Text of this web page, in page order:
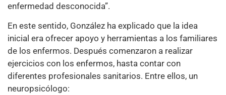
enfermedad desconocida”.
En este sentido, González ha explicado que la idea
inicial era ofrecer apoyo y herramientas a los familiares
de los enfermos. Después comenzaron a realizar
ejercicios con los enfermos, hasta contar con
diferentes profesionales sanitarios. Entre ellos, un
neuropsicólogo: